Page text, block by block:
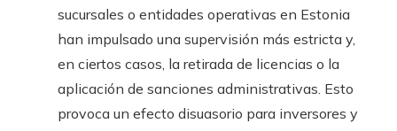
sucursales o entidades operativas en Estonia
han impulsado una supervisión más estricta y,
en ciertos casos, la retirada de licencias o la
aplicación de sanciones administrativas. Esto
provoca un efecto disuasorio para inversores y